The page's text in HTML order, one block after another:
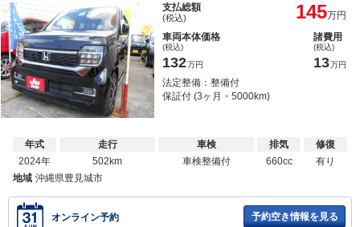
支払総額
(税込) 145万円
車両本体価格
(税込)
132万円
諸費用
(税込)
13万円
法定整備：整備付
保証付 (3ヶ月・5000km)
年式
2024年
走行
502km
車検
車検整備付
排気
660cc
修復
有り
地域 沖縄県豊見城市
オンライン予約 予約空き情報を見る